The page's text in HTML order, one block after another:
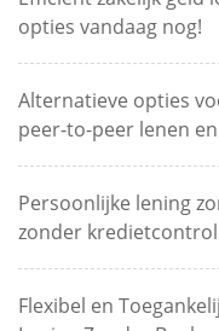
opties vandaag nog!
Alternatieve opties
peer-to-peer lenen
Persoonlijke lening
zonder
Flexibel en